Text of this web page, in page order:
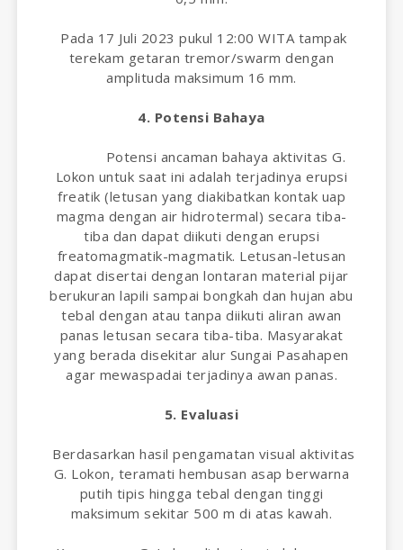
Pada 17 Juli 2023 pukul 12:00 WITA tampak
terekam getaran tremor/swarm dengan
amplituda maksimum 16 mm.
4. Potensi Bahaya
Potensi ancaman bahaya aktivitas G.
Lokon untuk saat ini adalah terjadinya erupsi
freatik (letusan yang diakibatkan kontak uap
magma dengan air hidrotermal) secara tiba-
tiba dan dapat diikuti dengan erupsi
freatomagmatik-magmatik. Letusan-letusan
dapat disertai dengan lontaran material pijar
berukuran lapili sampai bongkah dan hujan abu
tebal dengan atau tanpa diikuti aliran awan
panas letusan secara tiba-tiba. Masyarakat
yang berada disekitar alur Sungai Pasahapen
agar mewaspadai terjadinya awan panas.
5. Evaluasi
Berdasarkan hasil pengamatan visual aktivitas
G. Lokon, teramati hembusan asap berwarna
putih tipis hingga tebal dengan tinggi
maksimum sekitar 500 m di atas kawah.